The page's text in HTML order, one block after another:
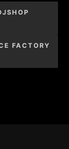
FACTORY